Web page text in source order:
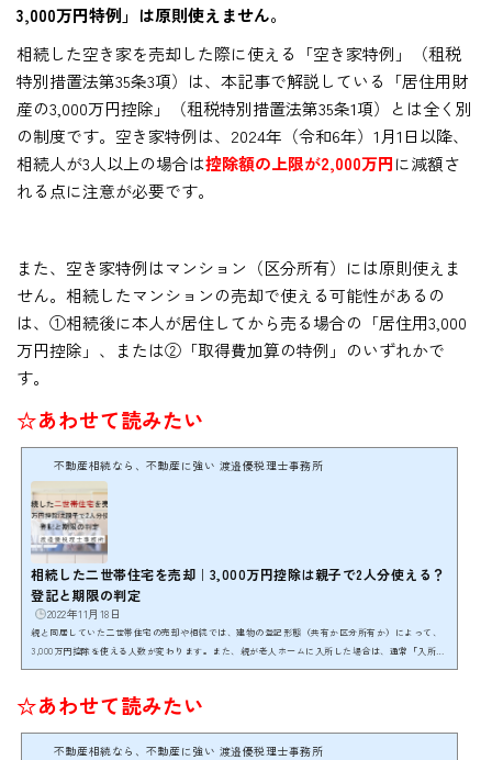
3,000万円特例」は原則使えません。
相続した空き家を売却した際に使える「空き家特例」（租税
特別措置法第35条3項）は、本記事で解説している「居住用財
産の3,000万円控除」（租税特別措置法第35条1項）とは全く別
の制度です。空き家特例は、2024年（令和6年）1月1日以降、
相続人が3人以上の場合は控除額の上限が2,000万円に減額さ
れる点に注意が必要です。
また、空き家特例はマンション（区分所有）には原則使えま
せん。相続したマンションの売却で使える可能性があるの
は、①相続後に本人が居住してから売る場合の「居住用3,000
万円控除」、または②「取得費加算の特例」のいずれかで
す。
☆あわせて読みたい
不動産相続なら、不動産に強い 渡邉優税理士事務所
相続した二世帯住宅を売却｜3,000万円控除は親子で2人分使える？
登記と期限の判定
2022年11月18日
親と同居していた二世帯住宅の売却や相続では、建物の登記形態（共有か区分所有か）によって、
3,000万円控除を使える人数が変わります。また、親が老人ホームに入所した場合は、通常「入所
日」を起算点として3年後の年末までが売却期限です。生前売却か相続後売却かの判断も含め、まず
を伴うため、個別のケースは必ず税理士にご相談ください。 不動産相続相談 年間100件の実績初回
☆あわせて読みたい
不動産相続なら、不動産に強い 渡邉優税理士事務所